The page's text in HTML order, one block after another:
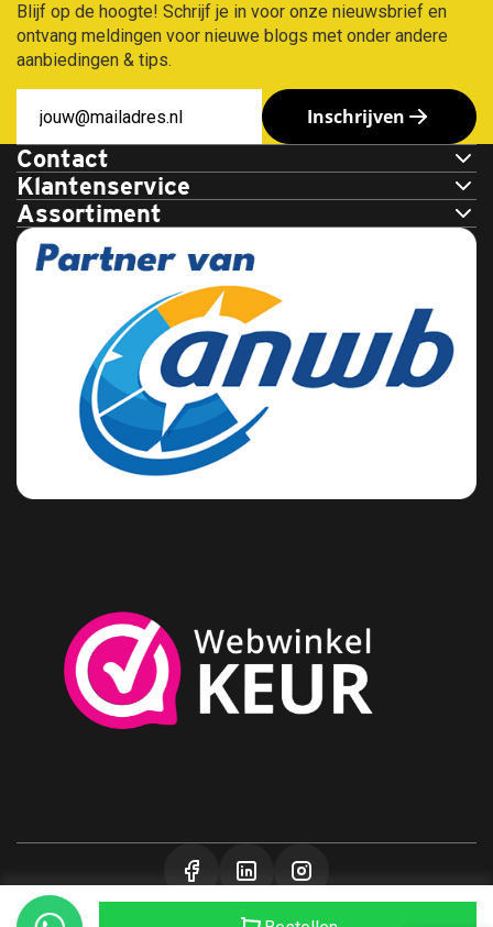
Blijf op de hoogte! Schrijf je in voor onze nieuwsbrief en
ontvang meldingen voor nieuwe blogs met onder andere
aanbiedingen & tips.
Inschrijven
Contact
Klantenservice
Assortiment